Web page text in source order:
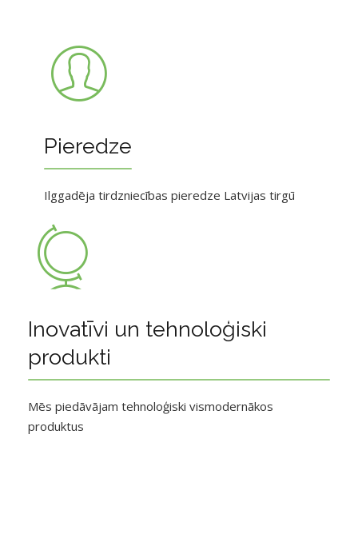
Pieredze
Ilggadēja tirdzniecības pieredze Latvijas tirgū
Inovatīvi un tehnoloģiski
produkti
Mēs piedāvājam tehnoloģiski vismodernākos
produktus